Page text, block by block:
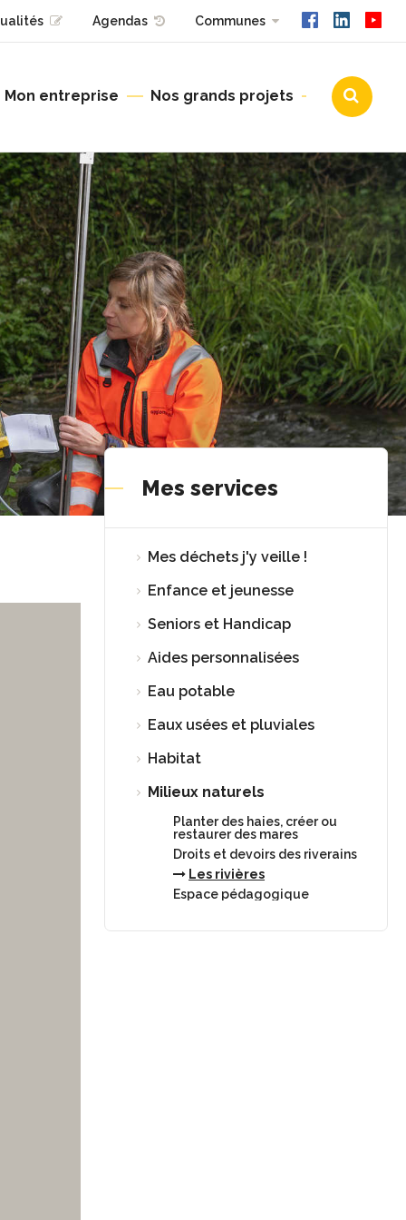
Agendas Communes
Mon entreprise Nos grands projets
Urbanisme
Mes services
Mes déchets j'y veille !
Enfance et jeunesse
Seniors et Handicap
Aides personnalisées
Eau potable
Eaux usées et pluviales
Habitat
Milieux naturels
Planter des haies, créer ou
restaurer des mares
Droits et devoirs des riverains
Les rivières
Espace pédagogique